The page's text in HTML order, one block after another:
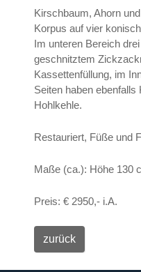
Kirschbaum, Ahorn
Korpus auf vier
Im unteren Bereich
geschnitztem
Kassettenfüllung, im
Seiten haben
Hohlkehle.
Restauriert, Füße und
Maße (ca.): Höhe 130
Preis: € 2950,- i.A.